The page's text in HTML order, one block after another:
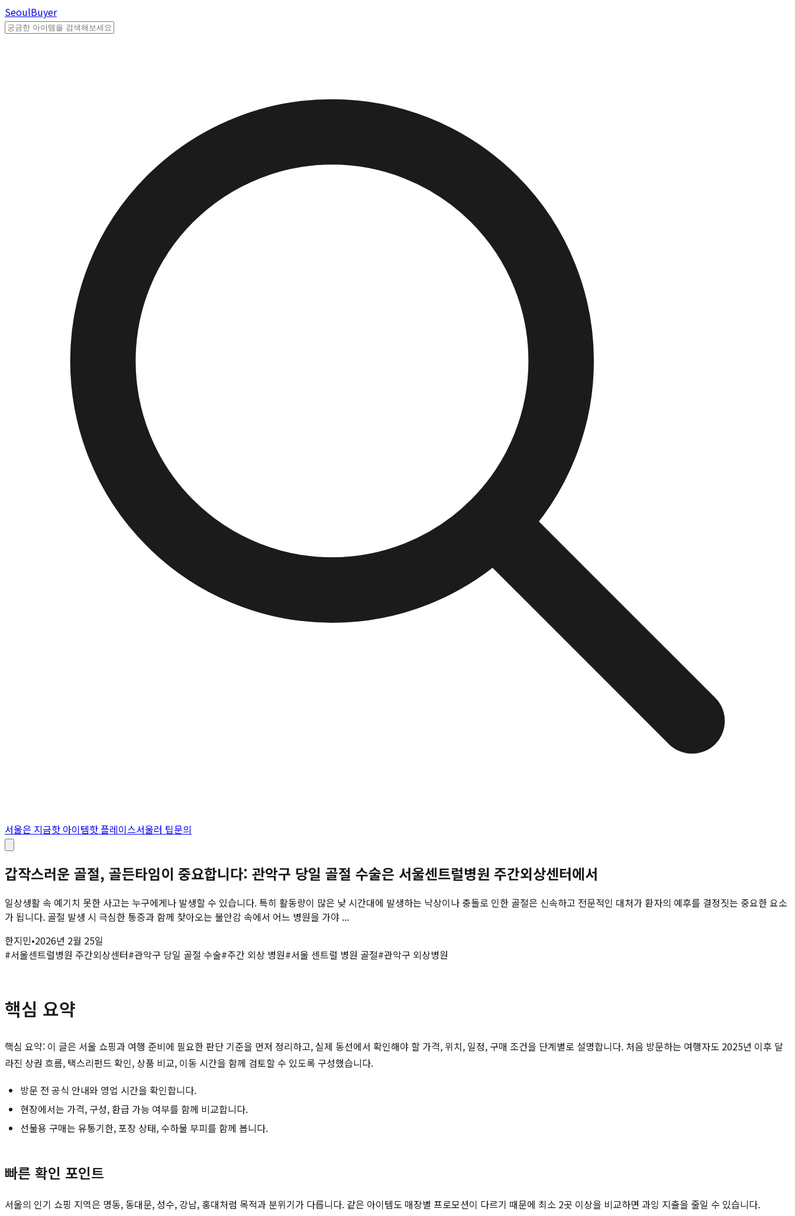
SeoulBuyer
서울은 지금핫 아이템핫 플레이스서울러 팁문의
갑작스러운 골절, 골든타임이 중요합니다: 관악구 당일 골절 수술은 서울센트럴병원 주간외상센터에서
일상생활 속 예기치 못한 사고는 누구에게나 발생할 수 있습니다. 특히 활동량이 많은 낮 시간대에 발생하는 낙상이나 충돌로 인한 골절은 신속하고 전문적인 대처가 환자의 예후를 결정짓는 중요한 요소
가 됩니다. 골절 발생 시 극심한 통증과 함께 찾아오는 불안감 속에서 어느 병원을 가야 ...
한지민•2026년 2월 25일
#서울센트럴병원 주간외상센터#관악구 당일 골절 수술#주간 외상 병원#서울 센트럴 병원 골절#관악구 외상병원
핵심 요약
핵심 요약: 이 글은 서울 쇼핑과 여행 준비에 필요한 판단 기준을 먼저 정리하고, 실제 동선에서 확인해야 할 가격, 위치, 일정, 구매 조건을 단계별로 설명합니다. 처음 방문하는 여행자도 2025년 이후 달
라진 상권 흐름, 택스리펀드 확인, 상품 비교, 이동 시간을 함께 검토할 수 있도록 구성했습니다.
방문 전 공식 안내와 영업 시간을 확인합니다.
현장에서는 가격, 구성, 환급 가능 여부를 함께 비교합니다.
선물용 구매는 유통기한, 포장 상태, 수하물 부피를 함께 봅니다.
빠른 확인 포인트
서울의 인기 쇼핑 지역은 명동, 동대문, 성수, 강남, 홍대처럼 목적과 분위기가 다릅니다. 같은 아이템도 매장별 프로모션이 다르기 때문에 최소 2곳 이상을 비교하면 과잉 지출을 줄일 수 있습니다.